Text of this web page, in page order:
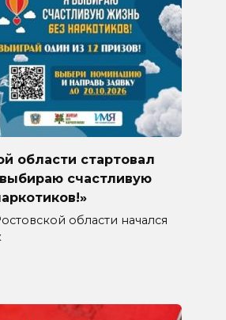
области стартовал
счастливую
области начался